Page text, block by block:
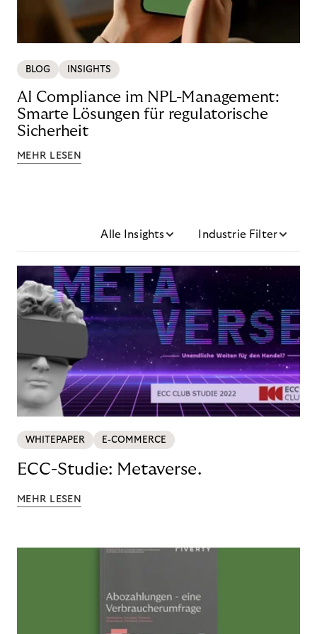
BLOG INSIGHTS
AI Compliance im NPL-Management:
Smarte Lösungen für regulatorische
Sicherheit
MEHR LESEN
Alle Insights Industrie Filter
WHITEPAPER E-COMMERCE
ECC-Studie: Metaverse.
MEHR LESEN